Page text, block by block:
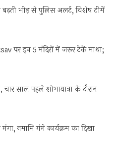
भीड़ से पुलिस अलर्ट, विशेष टीमें
पर इन 5 मंदिरों में जरूर टेकें माथा;
साल पहले शोभायात्रा के दौरान
नमामि गंगे कार्यक्रम का दिखा